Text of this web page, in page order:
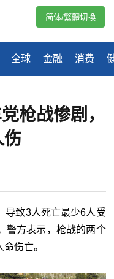
全球 金融 消费
简体/繁體切換
枪战惨剧，
伤
导致3人死亡最少6人受
警方表示，枪战的两个
伤亡。